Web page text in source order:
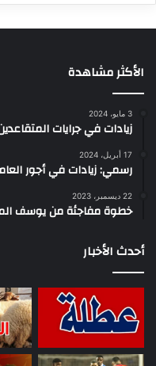
الأكثر مشاهدة
3 مايو، 2024
زيادات في جرايات
17 أبريل، 2024
رسمي: زيادات في أجور
22 ديسمبر، 2023
خطوة مفاجئة من يوسف
أحدث الأخبار